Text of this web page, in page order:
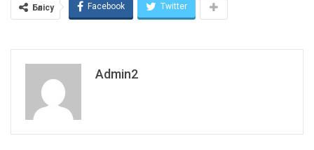
Бөлісу Facebook Twitter
Admin2